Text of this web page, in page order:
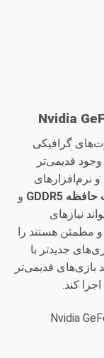
گرافیکی
قدیمی‌تر
نرم‌افزارهای
و
نیازهای
و مطمئن هستند را
جدیدتر با
بازی‌های قدیمی‌تر
کند.